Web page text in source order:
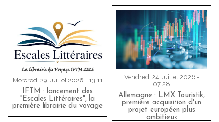
Mercredi 29 Juillet 2026 - 13:11
IFTM : lancement des
"Escales Littéraires", la
première librairie du voyage
Vendredi 24 Juillet 2026 -
07:28
Allemagne : LMX Touristik,
première acquisition d'un
projet européen plus
ambitieux